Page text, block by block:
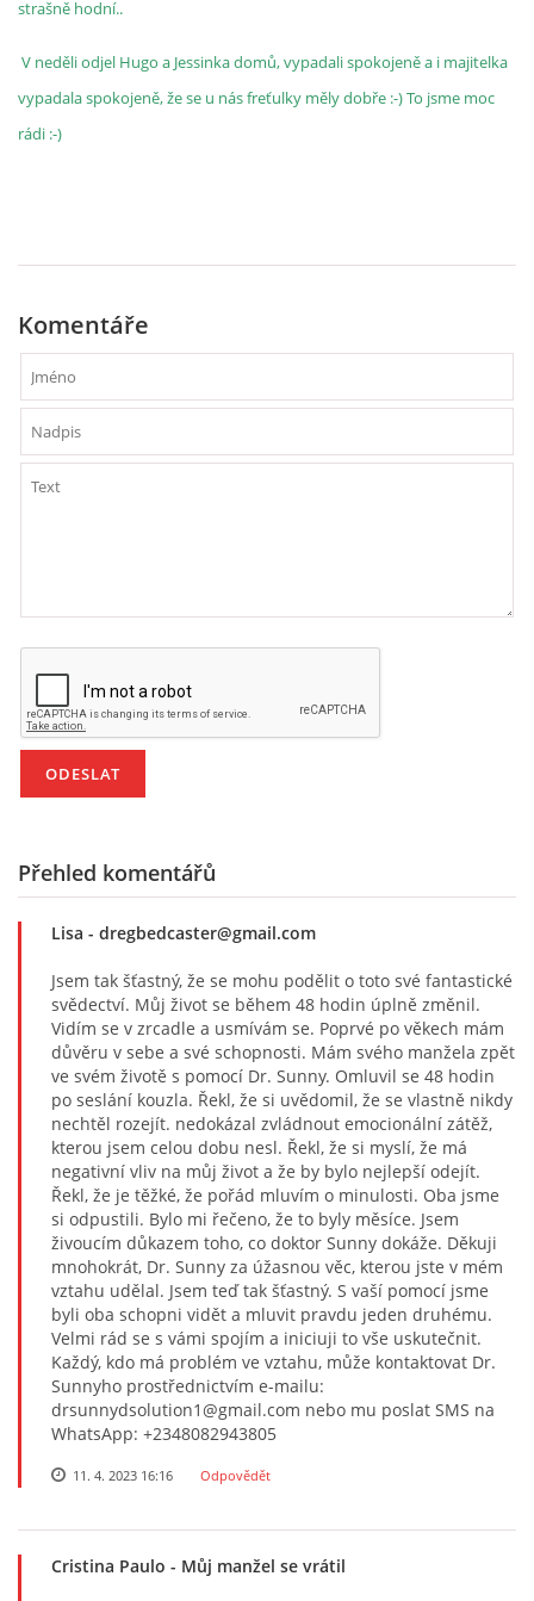
strašně hodní..
V neděli odjel Hugo a Jessinka domů, vypadali spokojeně a i majitelka
vypadala spokojeně, že se u nás freťulky měly dobře :-) To jsme moc
rádi :-)
Komentáře
Přehled komentářů
Lisa - dregbedcaster@gmail.com
Jsem tak šťastný, že se mohu podělit o toto své fantastické
svědectví. Můj život se během 48 hodin úplně změnil.
Vidím se v zrcadle a usmívám se. Poprvé po věkech mám
důvěru v sebe a své schopnosti. Mám svého manžela zpět
ve svém životě s pomocí Dr. Sunny. Omluvil se 48 hodin
po seslání kouzla. Řekl, že si uvědomil, že se vlastně nikdy
nechtěl rozejít. nedokázal zvládnout emocionální zátěž,
kterou jsem celou dobu nesl. Řekl, že si myslí, že má
negativní vliv na můj život a že by bylo nejlepší odejít.
Řekl, že je těžké, že pořád mluvím o minulosti. Oba jsme
si odpustili. Bylo mi řečeno, že to byly měsíce. Jsem
živoucím důkazem toho, co doktor Sunny dokáže. Děkuji
mnohokrát, Dr. Sunny za úžasnou věc, kterou jste v mém
vztahu udělal. Jsem teď tak šťastný. S vaší pomocí jsme
byli oba schopni vidět a mluvit pravdu jeden druhému.
Velmi rád se s vámi spojím a iniciuji to vše uskutečnit.
Každý, kdo má problém ve vztahu, může kontaktovat Dr.
Sunnyho prostřednictvím e-mailu:
drsunnydsolution1@gmail.com nebo mu poslat SMS na
WhatsApp: +2348082943805
11. 4. 2023 16:16 Odpovědět
Cristina Paulo - Můj manžel se vrátil